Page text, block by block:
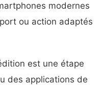
modernes
ou action adaptés
est une étape
des applications de